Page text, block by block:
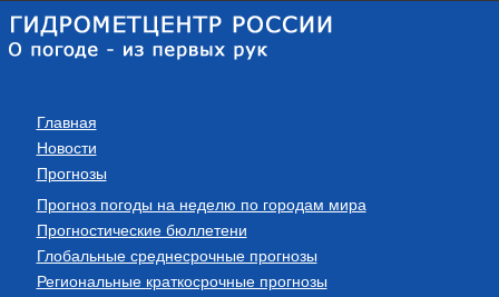
Главная
Новости
Прогнозы
Прогноз погоды на неделю по городам мира
Прогностические бюллетени
Глобальные среднесрочные прогнозы
Региональные краткосрочные прогнозы